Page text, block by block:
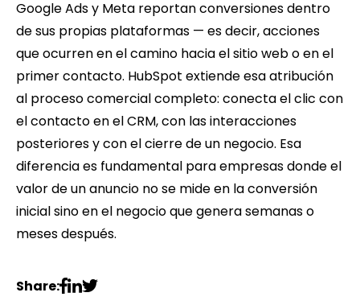
Google Ads y Meta reportan conversiones dentro
de sus propias plataformas — es decir, acciones
que ocurren en el camino hacia el sitio web o en el
primer contacto. HubSpot extiende esa atribución
al proceso comercial completo: conecta el clic con
el contacto en el CRM, con las interacciones
posteriores y con el cierre de un negocio. Esa
diferencia es fundamental para empresas donde el
valor de un anuncio no se mide en la conversión
inicial sino en el negocio que genera semanas o
meses después.
Share: